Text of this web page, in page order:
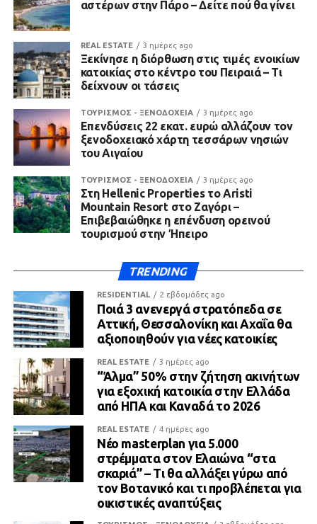
αστέρων στην Πάρο – Δείτε πού θα γίνει
REAL ESTATE 3 ημέρες ago
Ξεκίνησε η διόρθωση στις τιμές ενοικίων
κατοικίας στο κέντρο του Πειραιά – Τι
δείχνουν οι τάσεις
ΤΟΥΡΙΣΜΟΣ - ΞΕΝΟΔΟΧΕΙΑ 3 ημέρες ago
Επενδύσεις 22 εκατ. ευρώ αλλάζουν τον
ξενοδοχειακό χάρτη τεσσάρων νησιών
του Αιγαίου
ΤΟΥΡΙΣΜΟΣ - ΞΕΝΟΔΟΧΕΙΑ 3 ημέρες ago
Στη Hellenic Properties το Aristi
Mountain Resort στο Ζαγόρι –
Επιβεβαιώθηκε η επένδυση ορεινού
τουρισμού στην Ήπειρο
TRENDING
RESIDENTIAL 2 εβδομάδες ago
Ποιά 3 ανενεργά στρατόπεδα σε
Αττική, Θεσσαλονίκη και Αχαΐα θα
αξιοποιηθούν για νέες κατοικίες
REAL ESTATE 3 ημέρες ago
“Άλμα” 50% στην ζήτηση ακινήτων
για εξοχική κατοικία στην Ελλάδα
από ΗΠΑ και Καναδά το 2026
REAL ESTATE 4 ημέρες ago
Νέο masterplan για 5.000
στρέμματα στον Ελαιώνα “στα
σκαριά” – Τι θα αλλάξει γύρω από
τον Βοτανικό και τι προβλέπεται για
οικιστικές αναπτύξεις